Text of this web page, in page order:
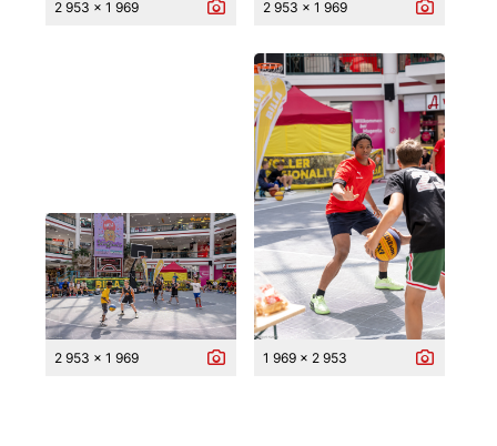
2 953 x 1 969 2 953 x 1 969
2 953 x 1 969 1 969 x 2 953